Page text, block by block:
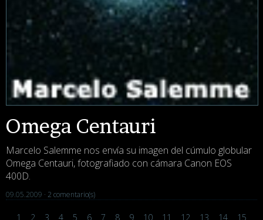
Omega Centauri
Marcelo Salemme nos envía su imagen del cúmulo globular
Omega Centauri, fotografiado con cámara Canon EOS
400D.
09.05.2009 · 2 comentario(s)
1 2 3 4 5 6 7 8 9 10 11 12 13 14 15